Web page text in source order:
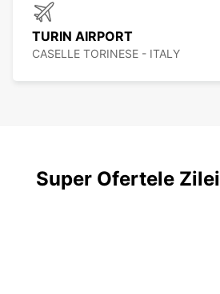
TURIN AIRPORT
CASELLE TORINESE - ITALY
Super Ofertele Zilei